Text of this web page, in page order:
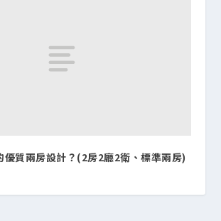
優質兩房設計？(2房2廳2衛、標準兩房)